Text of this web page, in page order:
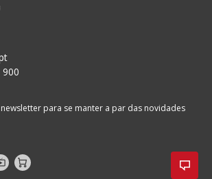
newsletter para se manter a par das novidades
Loja